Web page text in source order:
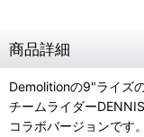
商品詳細
Demolitionの9"ライズ
チームライダー
コラボバージョンです